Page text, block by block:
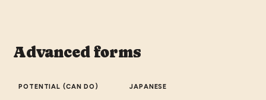
Advanced forms
POTENTIAL (CAN DO) JAPANESE